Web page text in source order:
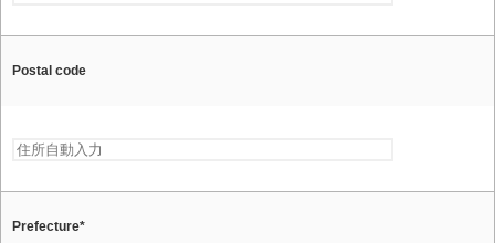
Postal code
Prefecture*